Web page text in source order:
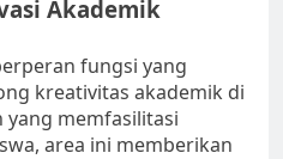
Akademik
fungsi yang
kreativitas akademik di
yang memfasilitasi
area ini memberikan